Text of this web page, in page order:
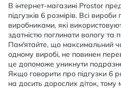
В інтернет-магазині Prostor
підгузків 6 розмірів. Всі
виробниками, які
здатністю поглинати вологу та
Пам'ятайте, що максимальний
одному виробі, не повинен
це допоможе уникнути
Якщо говорити про підгузки 6
на досить дорослих діток,